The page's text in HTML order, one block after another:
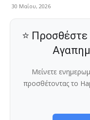
30 Μαΐου, 2026
⭐
Μείνετε
προσθέτοντας το